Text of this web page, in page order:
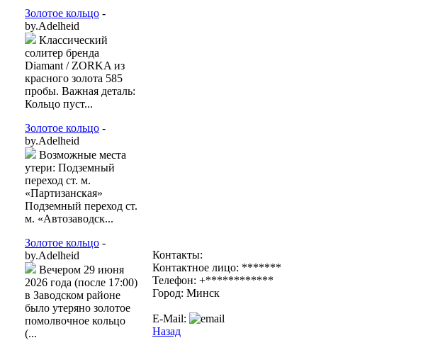
Золотое кольцо -
by.Adelheid
Классический
солитер бренда
Diamant / ZORKA из
красного золота 585
пробы. Важная деталь:
Кольцо пуст...
Золотое кольцо -
by.Adelheid
Возможные места
утери: Подземный
переход ст. м.
«Партизанская»
Подземный переход ст.
м. «Автозаводск...
Золотое кольцо -
by.Adelheid
Вечером 29 июня
2026 года (после 17:00)
в Заводском районе
было утеряно золотое
помолвочное кольцо
(...
Контакты:
Контактное лицо: *******
Телефон: +************
Город: Минск
E-Mail:
Назад